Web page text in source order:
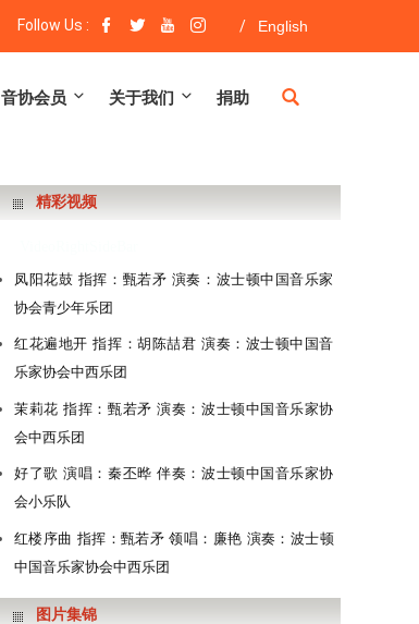
Follow Us : / English
音协会员 关于我们 捐助
精彩视频
凤阳花鼓 指挥：甄若矛 演奏：波士顿中国音乐家
协会青少年乐团
红花遍地开 指挥：胡陈喆君 演奏：波士顿中国音
乐家协会中西乐团
茉莉花 指挥：甄若矛 演奏：波士顿中国音乐家协
会中西乐团
好了歌 演唱：秦丕晔 伴奏：波士顿中国音乐家协
会小乐队
红楼序曲 指挥：甄若矛 领唱：廉艳 演奏：波士顿
中国音乐家协会中西乐团
图片集锦